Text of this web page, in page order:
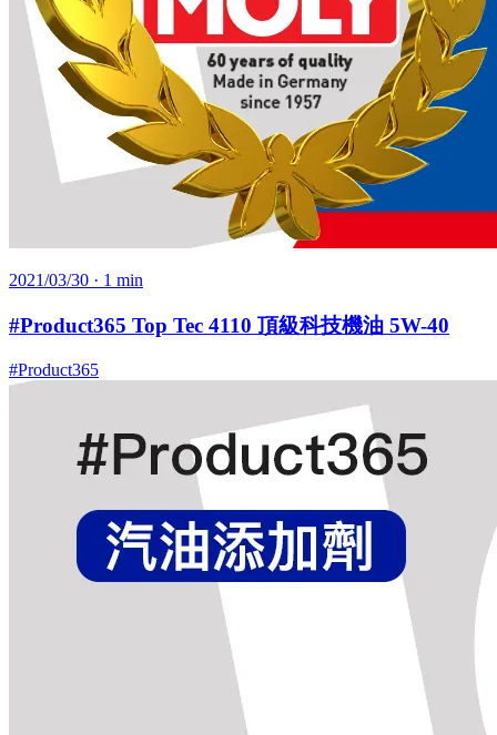
2021/03/30 · 1 min
#Product365 Top Tec 4110 頂級科技機油 5W-40
#Product365